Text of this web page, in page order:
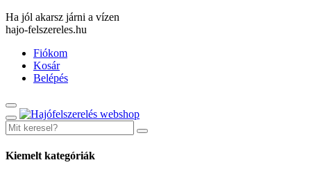
Ha jól akarsz járni a vízen
hajo-felszereles.hu
Fiókom
Kosár
Belépés
Kiemelt kategóriák